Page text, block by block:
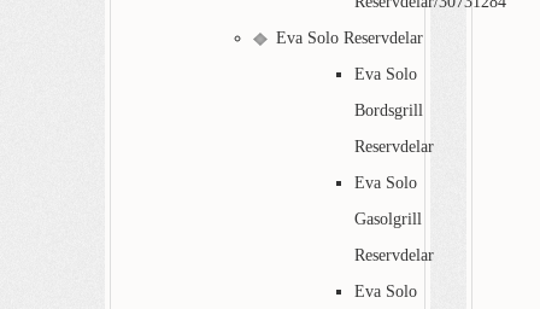
Eva Solo Reservdelar
Eva Solo
Bordsgrill
Reservdelar
Eva Solo
Gasolgrill
Reservdelar
Eva Solo